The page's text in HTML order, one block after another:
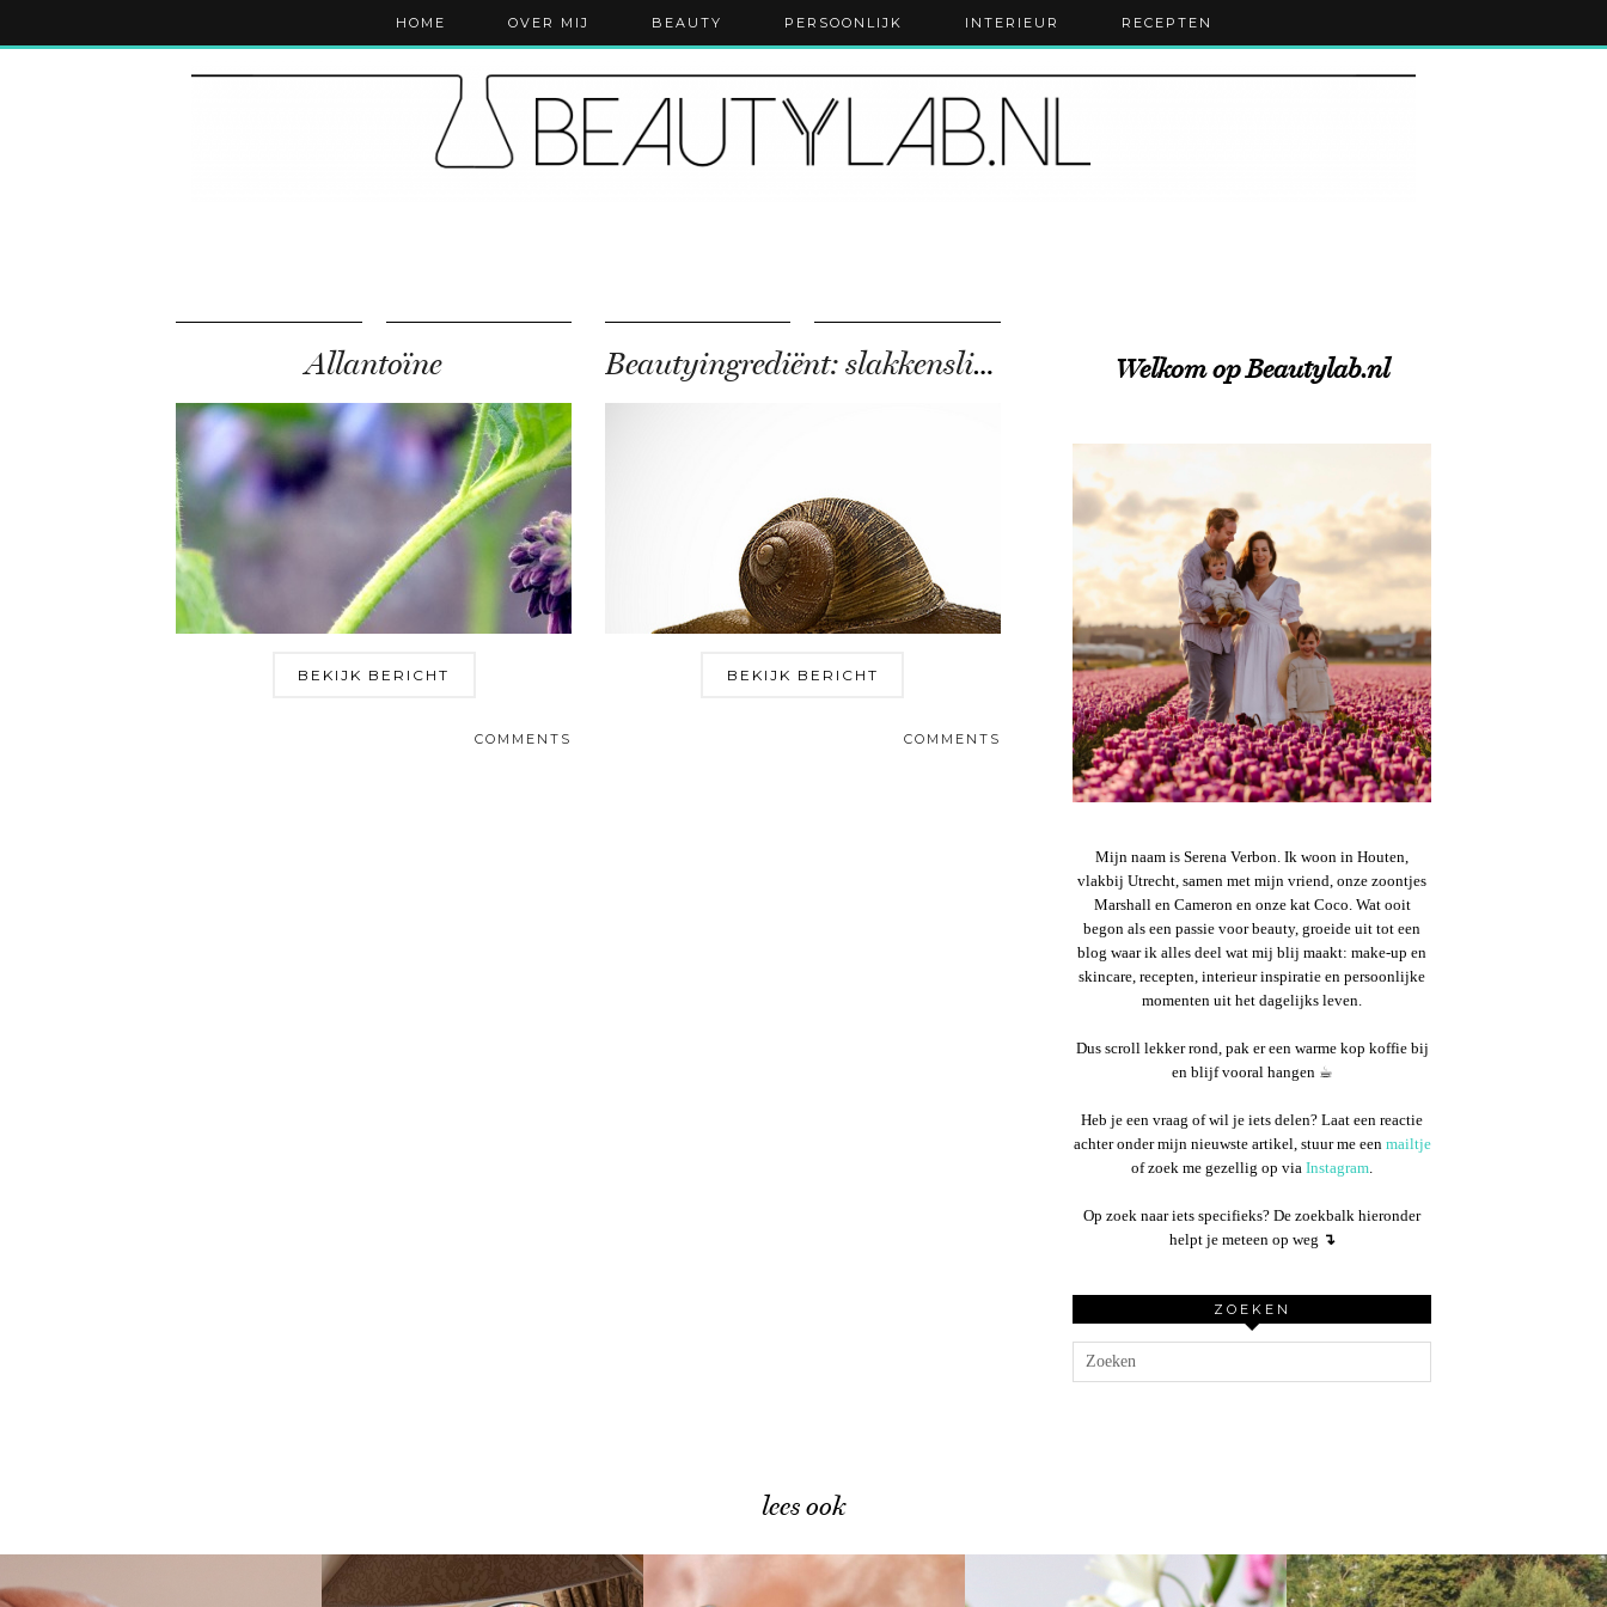
HOME OVER MIJ BEAUTY PERSOONLIJK INTERIEUR RECEPTEN
Allantoïne
BEKIJK BERICHT
COMMENTS
Beautyingrediënt: slakkenslijm
BEKIJK BERICHT
COMMENTS
Welkom op Beautylab.nl
Mijn naam is Serena Verbon. Ik woon in Houten,
vlakbij Utrecht, samen met mijn vriend, onze zoontjes
Marshall en Cameron en onze kat Coco. Wat ooit
begon als een passie voor beauty, groeide uit tot een
blog waar ik alles deel wat mij blij maakt: make-up en
skincare, recepten, interieur inspiratie en persoonlijke
momenten uit het dagelijks leven.
Dus scroll lekker rond, pak er een warme kop koffie bij
en blijf vooral hangen ☕︎
Heb je een vraag of wil je iets delen? Laat een reactie
achter onder mijn nieuwste artikel, stuur me een mailtje
of zoek me gezellig op via Instagram.
Op zoek naar iets specifieks? De zoekbalk hieronder
helpt je meteen op weg ↴
ZOEKEN
lees ook